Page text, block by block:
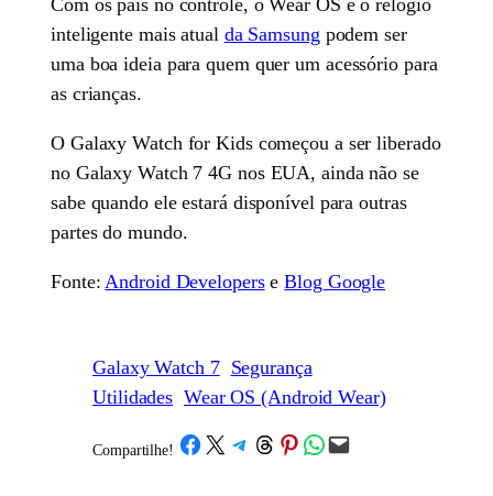
inteligente mais atual da Samsung podem ser
uma boa ideia para quem quer um acessório para
as crianças.
O Galaxy Watch for Kids começou a ser liberado
no Galaxy Watch 7 4G nos EUA, ainda não se
sabe quando ele estará disponível para outras
partes do mundo.
Fonte: Android DeveloperseBlog Google
Galaxy Watch 7 Segurança
Utilidades Wear OS (Android Wear)
Compartilhe! /Share on Facebook
Share on X Share on Telegram
Share on Threads
Share on Pinterest
Share on WhatsApp
Email this Page